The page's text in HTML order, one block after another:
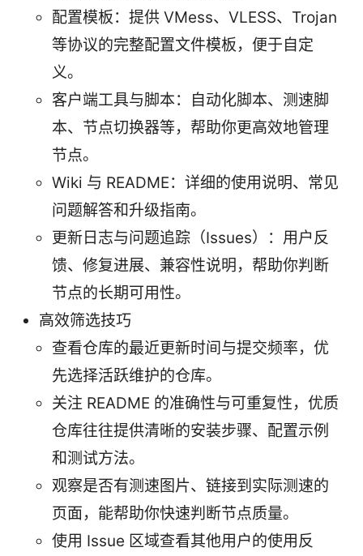
配置模板：提供 VMess、VLESS、Trojan
等协议的完整配置文件模板，便于自定
义。
客户端工具与脚本：自动化脚本、测速脚
本、节点切换器等，帮助你更高效地管理
节点。
Wiki 与 README：详细的使用说明、常见
问题解答和升级指南。
更新日志与问题追踪（Issues）：用户反
馈、修复进展、兼容性说明，帮助你判断
节点的长期可用性。
高效筛选技巧
查看仓库的最近更新时间与提交频率，优
先选择活跃维护的仓库。
关注 README 的准确性与可重复性，优质
仓库往往提供清晰的安装步骤、配置示例
和测试方法。
观察是否有测速图片、链接到实际测速的
页面，能帮助你快速判断节点质量。
使用 Issue 区域查看其他用户的使用反